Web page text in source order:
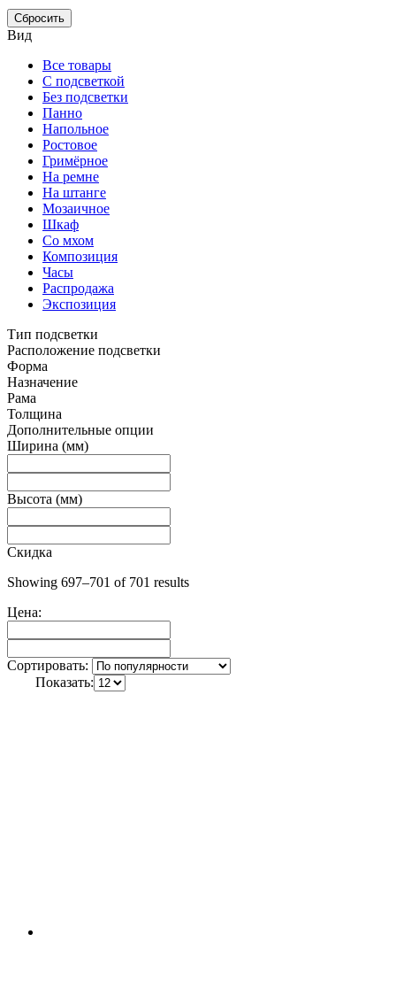
Сбросить
Вид
Все товары
С подсветкой
Без подсветки
Панно
Напольное
Ростовое
Гримёрное
На ремне
На штанге
Мозаичное
Шкаф
Со мхом
Композиция
Часы
Распродажа
Экспозиция
Тип подсветки
Расположение подсветки
Форма
Назначение
Рама
Толщина
Дополнительные опции
Ширина (мм)
Высота (мм)
Скидка
Showing 697–701 of 701 results
Цена:
Сортировать:
Показать: